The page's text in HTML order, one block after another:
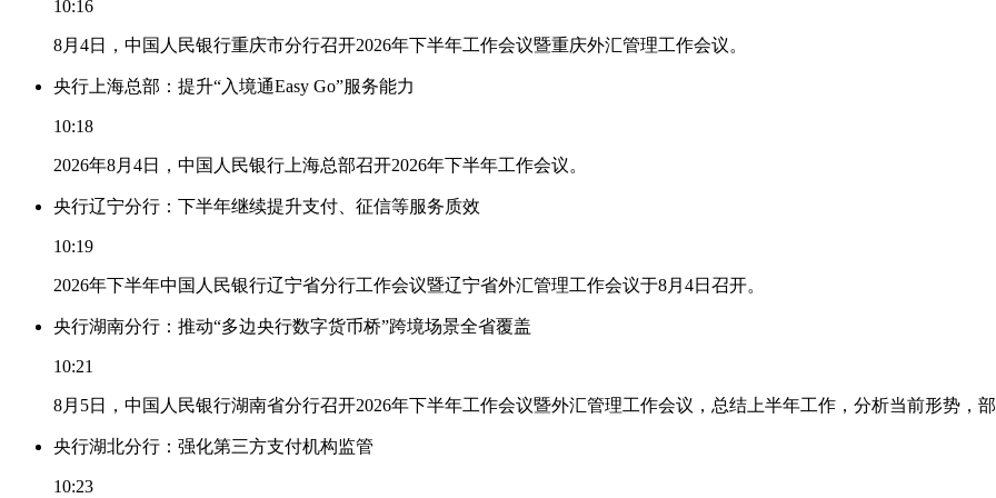
10:16
8月4日，中国人民银行重庆市分行召开2026年下半年工作会议暨重庆外汇管理工作会议。
央行上海总部：提升“入境通Easy Go”服务能力
10:18
2026年8月4日，中国人民银行上海总部召开2026年下半年工作会议。
央行辽宁分行：下半年继续提升支付、征信等服务质效
10:19
2026年下半年中国人民银行辽宁省分行工作会议暨辽宁省外汇管理工作会议于8月4日召开。
央行湖南分行：推动“多边央行数字货币桥”跨境场景全省覆盖
10:21
8月5日，中国人民银行湖南省分行召开2026年下半年工作会议暨外汇管理工作会议，总结上半年工作，分析当前形势，部
央行湖北分行：强化第三方支付机构监管
10:23